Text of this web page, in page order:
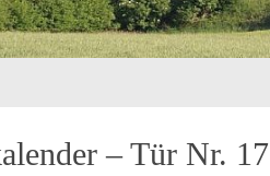
– Tür Nr. 17